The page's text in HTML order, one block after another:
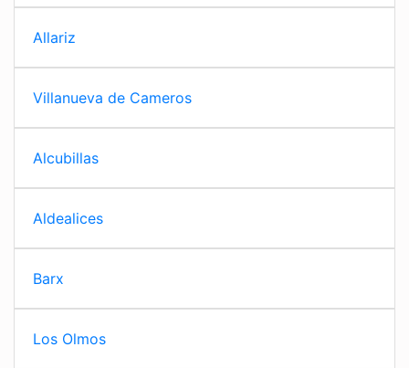
Allariz
Villanueva de Cameros
Alcubillas
Aldealices
Barx
Los Olmos